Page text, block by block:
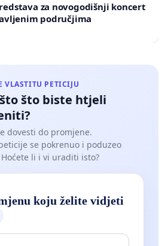
za novogodišnji koncert
područjima
VLASTITU PETICIJU
što biste htjeli
dovesti do promjene.
se pokrenuo i poduzeo
li i vi uraditi isto?
koju želite vidjeti